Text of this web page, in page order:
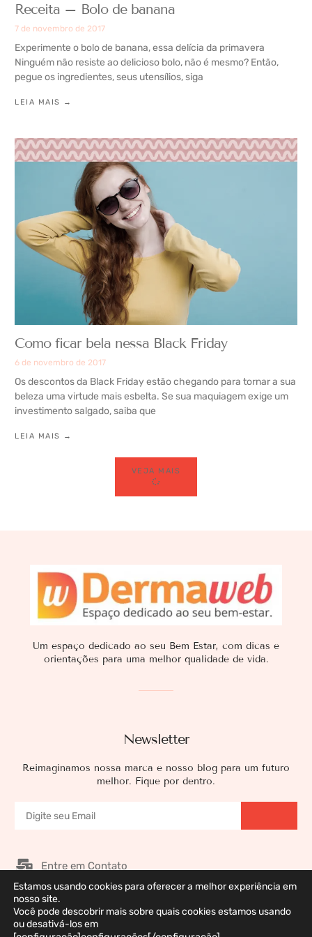
Receita – Bolo de banana
7 de novembro de 2017
Experimente o bolo de banana, essa delícia da primavera
Ninguém não resiste ao delicioso bolo, não é mesmo? Então,
pegue os ingredientes, seus utensílios, siga
LEIA MAIS →
Como ficar bela nessa Black Friday
6 de novembro de 2017
Os descontos da Black Friday estão chegando para tornar a sua
beleza uma virtude mais esbelta. Se sua maquiagem exige um
investimento salgado, saiba que
LEIA MAIS →
VEJA MAIS
Newsletter
Reimaginamos nossa marca e nosso blog para um futuro
melhor. Fique por dentro.
Um espaço dedicado ao seu Bem Estar, com dicas e
orientações para uma melhor qualidade de vida.
Entre em Contato
Nossos Patrocinadores
Galeria de Imagens
Estamos usando cookies para oferecer a melhor experiência em
nosso site.
Você pode descobrir mais sobre quais cookies estamos usando
ou desativá-los em